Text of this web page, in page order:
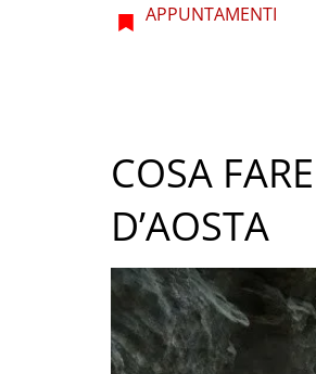
APPUNTAMENTI
COSA
D’AOSTA